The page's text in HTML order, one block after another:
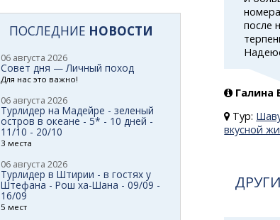
после
Галина
Тур:
вкусной
ПОСЛЕДНИЕ НОВОСТИ
06 августа 2026
Совет дня — Личный поход
Для нас это важно!
06 августа 2026
Турлидер на Мадейре - зеленый
остров в океане - 5* - 10 дней -
11/10 - 20/10
3 места
06 августа 2026
Турлидер в Штирии - в гостях у
Штефана - Рош ха-Шана - 09/09 -
16/09
5 мест